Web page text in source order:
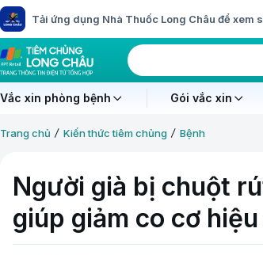
Tải ứng dụng Nhà Thuốc Long Châu để xem
Vắc xin phòng bệnh Gói vắc xin
Trang chủ Kiến thức tiêm chủng Bệnh
Người già bị chuột
giúp giảm co cơ